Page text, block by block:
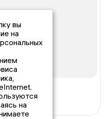
вы
на
на